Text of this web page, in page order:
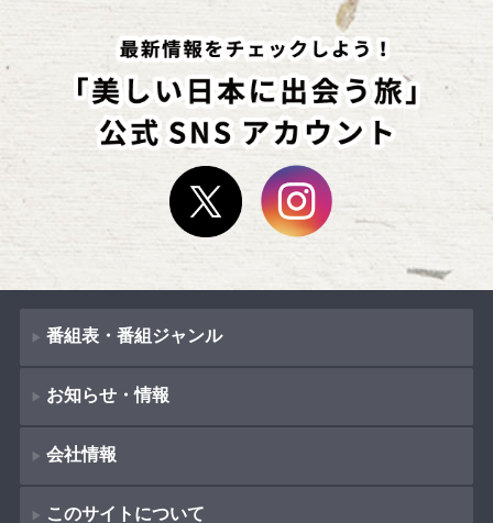
番組表・番組ジャンル
番組表
番組ジャンル
ドラマ
お知らせ・情報
新着情報
お知らせ
会社情報
会社概要
このサイトについて